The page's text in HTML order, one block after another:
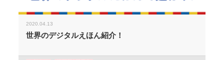
2020.04.13
世界のデジタルえほん紹介！